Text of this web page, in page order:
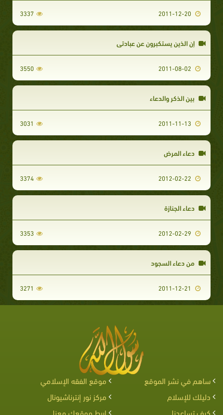
3337
إن الذين يستكبرون عن عبادتي
3550
بين الذكر والدعاء
3031
دعاء المرض
3374
دعاء الجنازة
3353
من دعاء السجود
3271
ساهم في نشر الموقع
موقع الفقه الإسلامي
دليلك للإسلام
مركز نور إنترناشيونال
كيف تساعدنا
اربط موقعك معنا